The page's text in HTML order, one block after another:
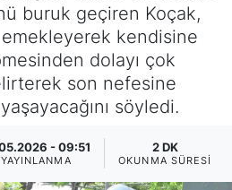
buruk geçiren Koçak,
emekleyerek kendisine
dolayı çok
son nefesine
söyledi.
- 09:51
YAYINLANMA
2 DK
OKUNMA SÜRESI